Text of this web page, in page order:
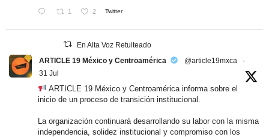
1 2 Twitter
En Alta Voz Retuiteado
ARTICLE 19 México y Centroamérica
@article19mxca
·
31 Jul
ARTICLE 19 México y Centroamérica informa sobre el
inicio de un proceso de transición institucional.
La organización continuará desarrollando su labor con la misma
independencia, solidez institucional y compromiso con los